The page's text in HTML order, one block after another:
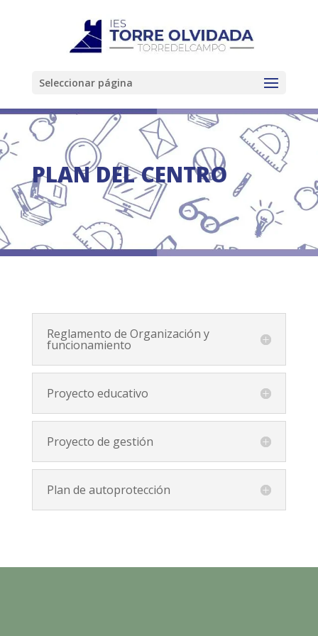
Seleccionar página
PLAN DEL CENTRO
Reglamento de Organización y
funcionamiento
Proyecto educativo
Proyecto de gestión
Plan de autoprotección